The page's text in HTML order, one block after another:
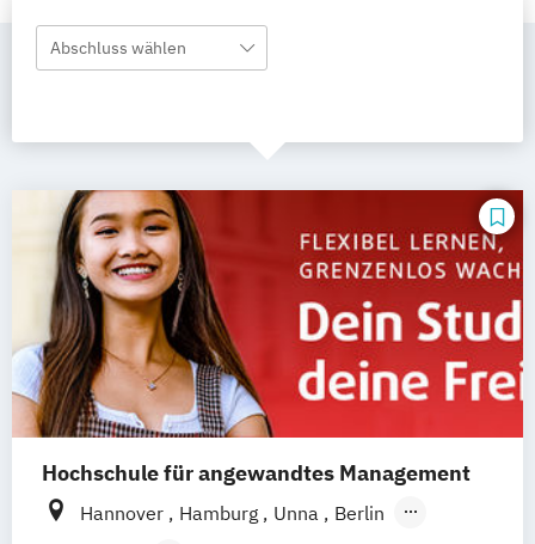
Abschluss wählen
Hochschule für angewandtes Management
Hannover Hamburg Unna
Berlin